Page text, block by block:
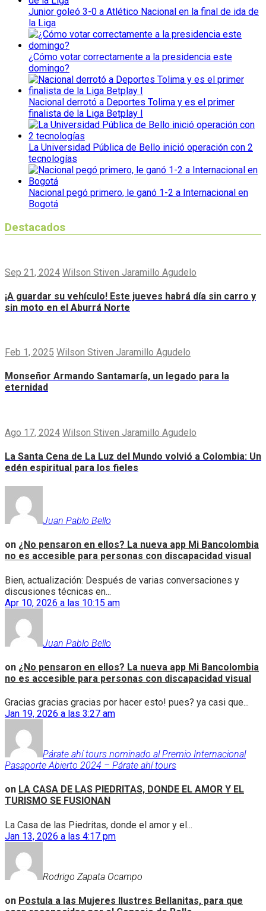
Junior goleó 3-0 a Atlético Nacional en la final de ida de
la Liga
¿Cómo votar correctamente a la presidencia este
domingo?
Nacional derrotó a Deportes Tolima y es el primer
finalista de la Liga Betplay I
La Universidad Pública de Bello inició operación con 2
tecnologías
Nacional pegó primero, le ganó 1-2 a Internacional en
Bogotá
Destacados
Sep 21, 2024 Wilson Stiven Jaramillo Agudelo
¡A guardar su vehículo! Este jueves habrá día sin carro y
sin moto en el Aburrá Norte
Feb 1, 2025 Wilson Stiven Jaramillo Agudelo
Monseñor Armando Santamaría, un legado para la
eternidad
Ago 17, 2024 Wilson Stiven Jaramillo Agudelo
La Santa Cena de La Luz del Mundo volvió a Colombia: Un
edén espiritual para los fieles
Juan Pablo Bello
on ¿No pensaron en ellos? La nueva app Mi Bancolombia
no es accesible para personas con discapacidad visual
Bien, actualización: Después de varias conversaciones y
discusiones técnicas en...
Apr 10, 2026 a las 10:15 am
Juan Pablo Bello
on ¿No pensaron en ellos? La nueva app Mi Bancolombia
no es accesible para personas con discapacidad visual
Gracias gracias gracias por hacer esto! pues? ya casi que...
Jan 19, 2026 a las 3:27 am
Párate ahí tours nominado al Premio Internacional
Pasaporte Abierto 2024 – Párate ahí tours
on LA CASA DE LAS PIEDRITAS, DONDE EL AMOR Y EL
TURISMO SE FUSIONAN
La Casa de las Piedritas, donde el amor y el...
Jan 13, 2026 a las 4:17 pm
Rodrigo Zapata Ocampo
on Postula a las Mujeres Ilustres Bellanitas, para que